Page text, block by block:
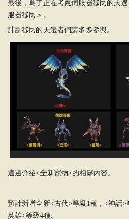
最後，爲了正在考慮伺服器移民的天
服器移民＞。
計劃移民的天選者們請多多參與。
這邊介紹<全新寵物>的相關內容。
預計新增全新<古代>等級1種，<神話
英雄>等級4種。